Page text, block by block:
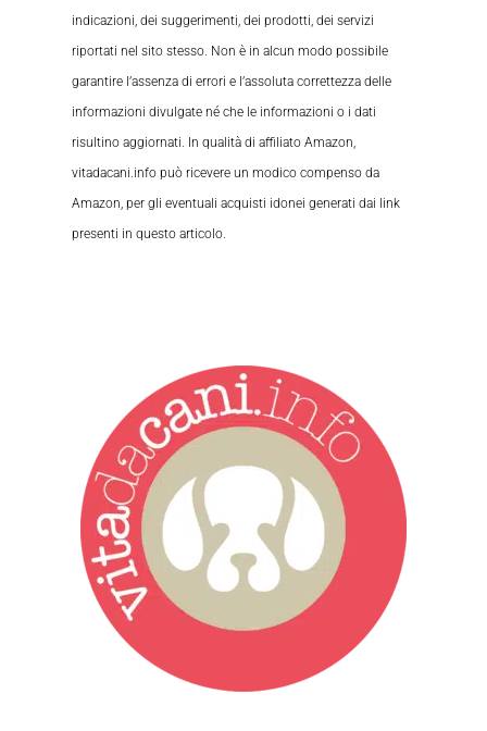
indicazioni, dei suggerimenti, dei prodotti, dei servizi
riportati nel sito stesso. Non è in alcun modo possibile
garantire l’assenza di errori e l’assoluta correttezza delle
informazioni divulgate né che le informazioni o i dati
risultino aggiornati. In qualità di affiliato Amazon,
vitadacani.info può ricevere un modico compenso da
Amazon, per gli eventuali acquisti idonei generati dai link
presenti in questo articolo.